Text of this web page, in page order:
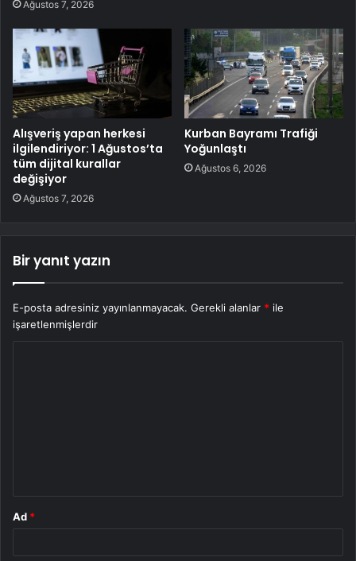
Ağustos 7, 2026
Alışveriş yapan herkesi
ilgilendiriyor: 1 Ağustos’ta
tüm dijital kurallar
değişiyor
Ağustos 7, 2026
Kurban Bayramı Trafiği
Yoğunlaştı
Ağustos 6, 2026
Bir yanıt yazın
E-posta adresiniz yayınlanmayacak. Gerekli alanlar * ile
işaretlenmişlerdir
Ad *